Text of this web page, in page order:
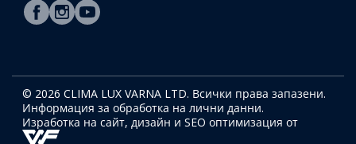
© 2026 CLIMA LUX VARNA LTD. Всички права запазени.
Информация за обработка на лични данни.
Изработка на сайт, дизайн и SEO оптимизация от